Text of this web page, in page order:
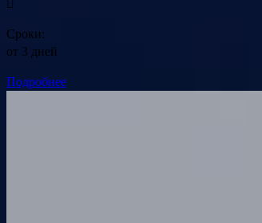
Сроки:
от 3 дней
Подробнее